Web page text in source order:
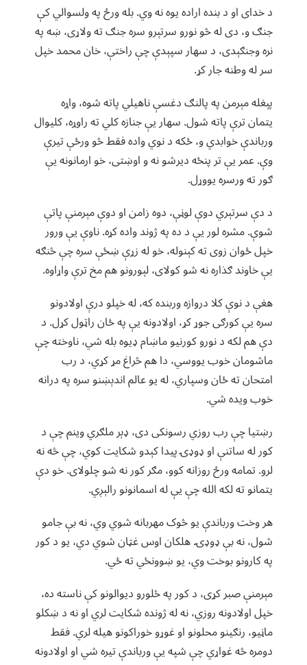
د خدای او د بنده اراده یوه نه وي. بله ورځ په ولسوالي کې
جنګ و، دی له څو نورو سرتېرو سره جنګ ته ولاړی، ښه په
نره وجنګېدی، د سهار سپېدې چې راختې، خان محمد خپل
سر له وطنه جار کړ.
پېغله مېرمن په پالنګ دغسې ناهیلي پاته شوه، واړه
یتمان ترې پاته شول. سهار یې جنازه کلي ته راوړه، کلیوال
ورباندې خوابدي و، ځکه د نوي واده فقط څو ورځې تیرې
وې. عمر یې تر پنځه دیرشو نه و اوښتی، خو ارمانونه یې
ګور ته ورسره یووړل.
د دې سرتېري دوې لوڼې، دوه زامن او دوې مېرمنې پاتې
شوې. مشره لور یې د ده په ژوند واده کړه. ناوې یې ورور
خپل ځوان زوی ته کېنوله، خو له زړې ښځې سره چې څنګه
یې خاوند ګذاره نه شو کولای، لېورونو هم مخ ترې واړاوه.
هغې د نوې کلا دروازه وربنده که، له خپلو درې اولادونو
سره یې کورګی جوړ کړ، اولادونه یې په ځان راټول کړل. د
دې هم لکه د نورو کورنیو ماښام ډيوه بله شي، ناوخته چې
ماشومان خوب یووسي، دا هم څراغ مړ کړي، د رب
امتحان ته ځان وسپاري، له یو عالم اندېښنو سره په درانه
خوب ویده شي.
رښتیا چې رب روزي رسونکی دی، ډېر ملګري وینم چې د
کور له ساتنې او ډوډۍ پیدا کېدو شکایت کوي، چې څه نه
لرو. تمامه ورځ روزانه کوو، مګر کور نه شو چلولای. خو دې
یتمانو ته لکه الله چې یې له اسمانونو رالېږي.
هر وخت ورباندې یو څوک مهربانه شوي وي، نه بې جامو
شول، نه بې ډوډۍ. هلکان اوس غټان شوي دي، یو د کور
په کارونو بوخت وي، یو ښوونځي ته ځي.
مېرمنې صبر کړی، د کور په څلورو دیوالونو کې ناسته ده،
خپل اولادونه روزي، نه له ژونده شکایت لري او نه د ښکلو
ماڼیو، رنګینو محلونو او غوړو خوراکونو هیله لري. فقط
دومره څه غواړي چې شپه یې ورباندې تیره شي او اولادونه